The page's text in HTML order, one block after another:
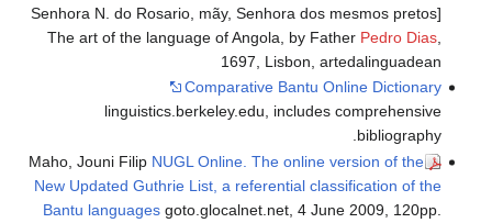
Senhora N. do Rosario, mãy, Senhora dos mesmos pretos]
The art of the language of Angola, by Father Pedro Dias,
1697, Lisbon, artedalinguadean
Comparative Bantu Online Dictionary
linguistics.berkeley.edu, includes comprehensive
bibliography.
Maho, Jouni Filip NUGL Online. The online version of the
New Updated Guthrie List, a referential classification of the
Bantu languagesgoto.glocalnet.net, 4 June 2009, 120pp.